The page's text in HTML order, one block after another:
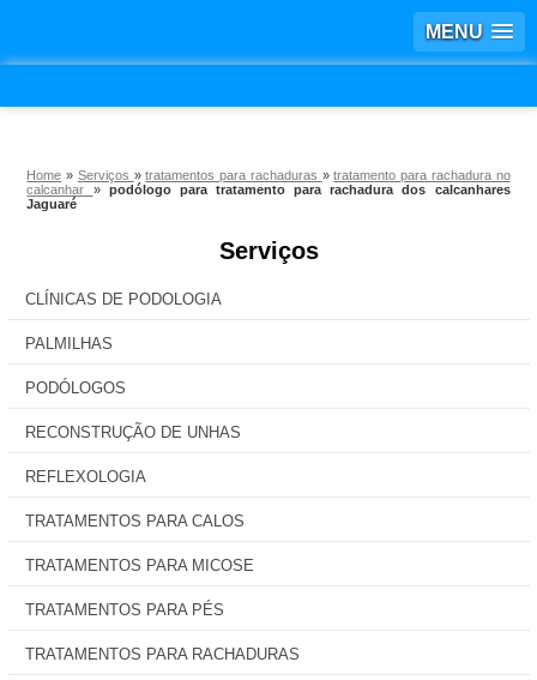
MENU
Home » Serviços »tratamentos para rachaduras »tratamento para rachadura no
calcanhar » podólogo para tratamento para rachadura dos calcanhares
Jaguaré
Serviços
CLÍNICAS DE PODOLOGIA
PALMILHAS
PODÓLOGOS
RECONSTRUÇÃO DE UNHAS
REFLEXOLOGIA
TRATAMENTOS PARA CALOS
TRATAMENTOS PARA MICOSE
TRATAMENTOS PARA PÉS
TRATAMENTOS PARA RACHADURAS